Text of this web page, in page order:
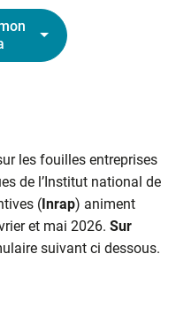
les fouilles entreprises
de l’Institut national de
(Inrap) animent
et mai 2026. Sur
suivant ci dessous.